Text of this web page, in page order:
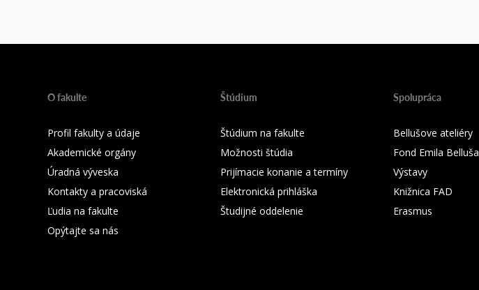
O fakulte
Profil fakulty a údaje
Akademické orgány
Úradná výveska
Kontakty a pracoviská
Ľudia na fakulte
Opýtajte sa nás
Štúdium
Štúdium na fakulte
Možnosti štúdia
Prijímacie konanie a termíny
Elektronická prihláška
Študijné oddelenie
Spolupráca
Bellušove ateliéry
Fond Emila Belluša
Výstavy
Knižnica FAD
Erasmus